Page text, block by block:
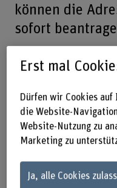
können die
sofort
Diese E-Mail-
eigenständiges E-Mail-
Mail-Adresse
Erst mal
Dürfen wir Cookies
die Website-
Website-Nutzung zu
Marketing zu
Ja, alle Cookies